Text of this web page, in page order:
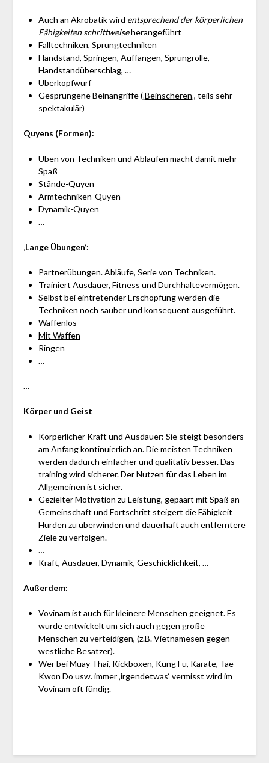
Auch an Akrobatik wird entsprechend der körperlichen
Fähigkeiten schrittweiseherangeführt
Falltechniken, Sprungtechniken
Handstand, Springen, Auffangen, Sprungrolle,
Handstandüberschlag, …
Überkopfwurf
Gesprungene Beinangriffe (‚Beinscheren‚, teils sehr
spektakulär)
Quyens (Formen):
Üben von Techniken und Abläufen macht damit mehr
Spaß
Stände-Quyen
Armtechniken-Quyen
Dynamik-Quyen
…
‚Lange Übungen‘:
Partnerübungen. Abläufe, Serie von Techniken.
Trainiert Ausdauer, Fitness und Durchhaltevermögen.
Selbst bei eintretender Erschöpfung werden die
Techniken noch sauber und konsequent ausgeführt.
Waffenlos
Mit Waffen
Ringen
…
…
Körper und Geist
Körperlicher Kraft und Ausdauer: Sie steigt besonders
am Anfang kontinuierlich an. Die meisten Techniken
werden dadurch einfacher und qualitativ besser. Das
training wird sicherer. Der Nutzen für das Leben im
Allgemeinen ist sicher.
Gezielter Motivation zu Leistung, gepaart mit Spaß an
Gemeinschaft und Fortschritt steigert die Fähigkeit
Hürden zu überwinden und dauerhaft auch entferntere
Ziele zu verfolgen.
…
Kraft, Ausdauer, Dynamik, Geschicklichkeit, …
Außerdem:
Vovinam ist auch für kleinere Menschen geeignet. Es
wurde entwickelt um sich auch gegen große
Menschen zu verteidigen, (z.B. Vietnamesen gegen
westliche Besatzer).
Wer bei Muay Thai, Kickboxen, Kung Fu, Karate, Tae
Kwon Do usw. immer ‚irgendetwas‘ vermisst wird im
Vovinam oft fündig.